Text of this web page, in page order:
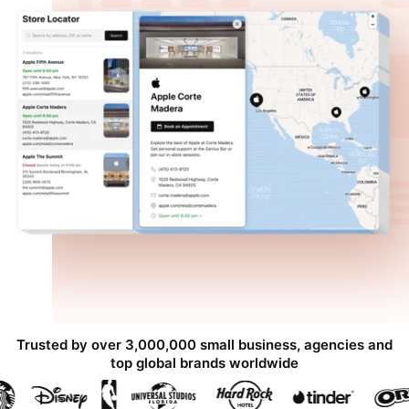
Trusted by over 3,000,000 small business, agencies and
top global brands worldwide